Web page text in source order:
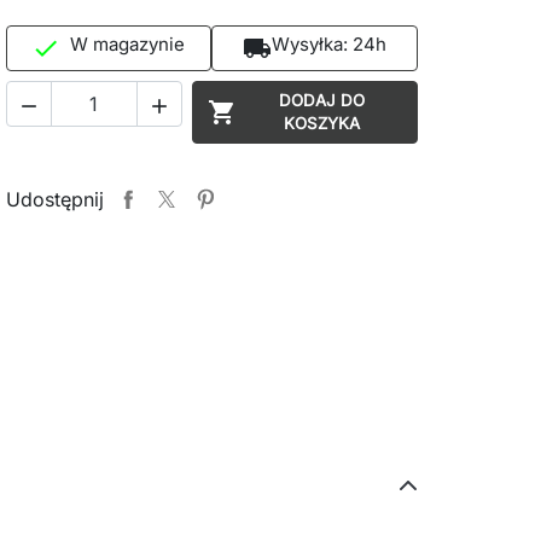
 W magazynie local_shippingWysyłka: 24h
  
DODAJ DO
KOSZYKA
Udostępnij